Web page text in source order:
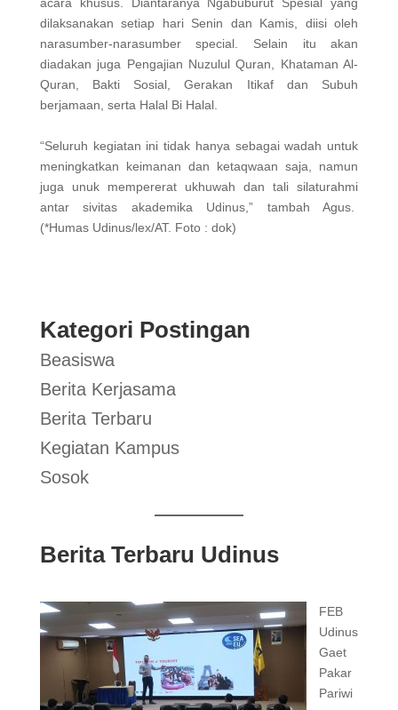
dilaksanakan setiap hari Senin dan Kamis, diisi oleh
narasumber-narasumber special. Selain itu akan
diadakan juga Pengajian Nuzulul Quran, Khataman Al-
Quran, Bakti Sosial, Gerakan Itikaf dan Subuh
berjamaan, serta Halal Bi Halal.
“Seluruh kegiatan ini tidak hanya sebagai wadah untuk
meningkatkan keimanan dan ketaqwaan saja, namun
juga unuk mempererat ukhuwah dan tali silaturahmi
antar sivitas akademika Udinus,” tambah Agus.
(*Humas Udinus/lex/AT. Foto : dok)
Kategori Postingan
Beasiswa
Berita Kerjasama
Berita Terbaru
Kegiatan Kampus
Sosok
Berita Terbaru Udinus
FEB
Udinus
Gaet
Pakar
Pariwi